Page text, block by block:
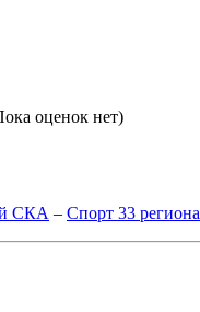
оценок нет)
СКА – Спорт 33 региона